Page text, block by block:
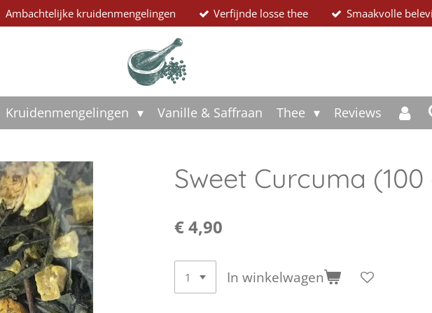
Ambachtelijke kruidenmengelingen Verfijnde losse thee Smaakvolle
Kruidenmengelingen Vanille & Saffraan Thee Reviews
Sweet Curcuma
€ 4,90
In winkelwagen